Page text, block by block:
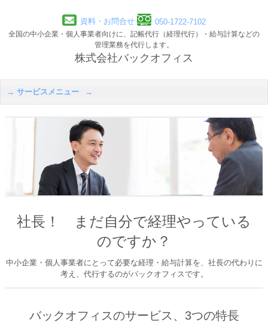
資料・お問合せ 050-1722-7102
全国の中小企業・個人事業者向けに、記帳代行（経理代行）・給与計算などの
管理業務を代行します。
株式会社バックオフィス
サービスメニュー
社長！ まだ自分で経理やっている
のですか？
中小企業・個人事業者にとって必要な経理・給与計算を、社長の代わりに
考え、代行するのがバックオフィスです。
バックオフィスのサービス、3つの特長